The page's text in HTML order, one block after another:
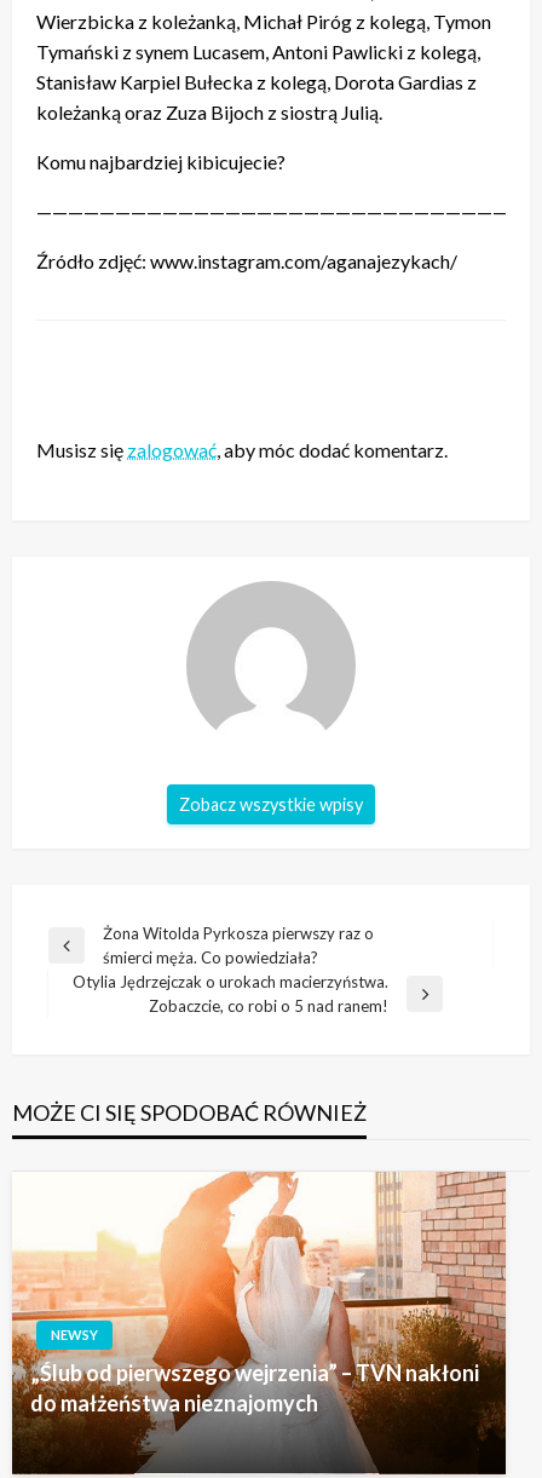
Wierzbicka z koleżanką, Michał Piróg z kolegą, Tymon
Tymański z synem Lucasem, Antoni Pawlicki z kolegą,
Stanisław Karpiel Bułecka z kolegą, Dorota Gardias z
koleżanką oraz Zuza Bijoch z siostrą Julią.
Komu najbardziej kibicujecie?
Źródło zdjęć: www.instagram.com/aganajezykach/
Musisz się zalogować, aby móc dodać komentarz.
Zobacz wszystkie wpisy
Nawigacja
wpisu
Poprzedni
wpis
Żona Witolda Pyrkosza pierwszy raz o
śmierci męża. Co powiedziała?
Otylia Jędrzejczak o urokach macierzyństwa.
Zobaczcie, co robi o 5 nad ranem!
MOŻE CI SIĘ SPODOBAĆ RÓWNIEŻ
NEWSY
„Ślub od pierwszego wejrzenia” – TVN nakłoni
do małżeństwa nieznajomych